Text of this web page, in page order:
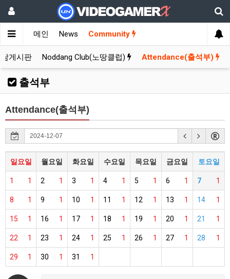
메인 News Community
게시판 Noddang Club(노땅클럽) Attendance(출석부)
출석부
Attendance(출석부)
일요일 월요일 화요일 수요일 목요일 금요일 토요일
1
1 1
2 1
3 1
4 1
5 1
6 1
7
1
8 1
9 1
10 1
11 1
12 1
13 1
14
1
15 1
16 1
17 1
18 1
19 1
20 1
21
1
22 1
23 1
24 1
25 1
26 1
27 1
28
1
29 1
30 1
31